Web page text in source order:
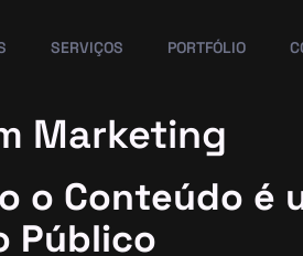
SERVIÇOS PORTFÓLIO
Marketing
o Conteúdo é
Público